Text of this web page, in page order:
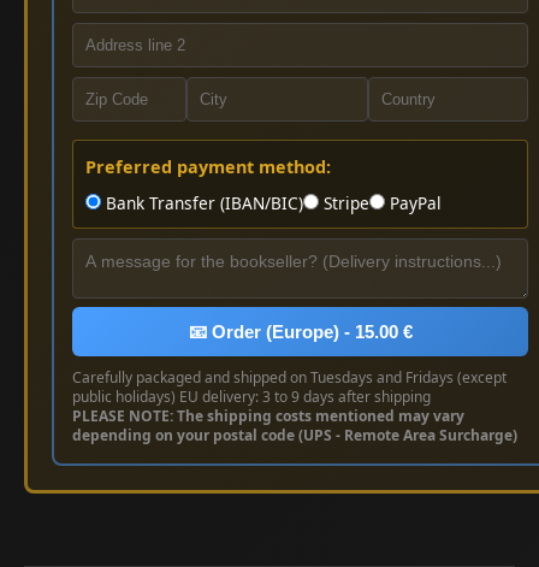
Preferred payment method:
Bank Transfer (IBAN/BIC)
Stripe PayPal
📧 Order (Europe) - 15.00 €
Carefully packaged and shipped on Tuesdays and Fridays (except
public holidays) EU delivery: 3 to 9 days after shipping
PLEASE NOTE: The shipping costs mentioned may vary
depending on your postal code (UPS - Remote Area Surcharge)